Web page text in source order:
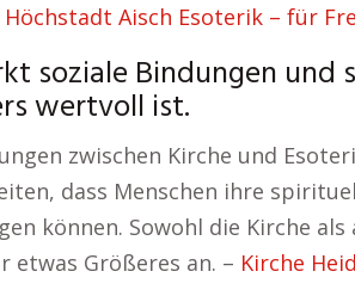
Höchstadt Aisch Esoterik – für
soziale Bindungen
wertvoll ist.
zwischen Kirche und
dass Menschen ihre
können. Sowohl die Kirche
etwas Größeres an. – Kirche